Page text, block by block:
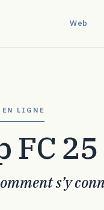
Web
EN LIGNE
FC 25
s’y